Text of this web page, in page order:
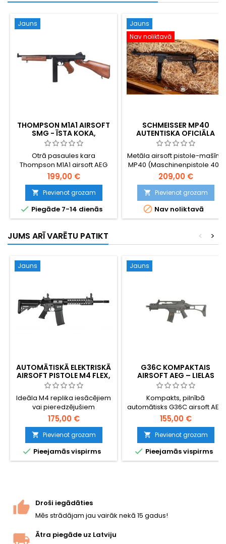
Jauns
THOMPSON M1A1 AIRSOFT
SMG - ĪSTA KOKA,
PILNMETĀLA, TOMMY GUN
Otrā pasaules kara
Thompson M1A1 airsoft AEG
iekārotajā ĪSTA KOKA versijā –
pārsteidzoši reālistisks.
Pilnmetāla korpuss, V6
pārnesumkārba, 450 šāviņu
aptvere, regulējams hop-up,
pus- un pilnautomāts. 805
199,00 €
 Pievienot grozam
 Piegāde 7-14 dienās
Jauns
Nav noliktavā
SCHMEISSER MP40
AUTENTISKA OFICIĀLA
BAKELĪTA REPLIKA
Metāla airsoft pistole-mašīna
MP40 (Maschinenpistole 40),
pazīstama arī kā Schmeisser.
Oficiāli licencēta MP40 replika
ar autentiskiem gravētiem
marķējumiem, identiskiem
sērijas numuriem uz
dažādām daļām. Metāla
rokturis. Salokāma metāla
muciņa. Vienšāviena un pilnā
komplektā iekļautajam
209,00 €
 Pievienot grozam
 Nav noliktavā
JUMS ARĪ VARĒTU PATIKT >
<
Jauns
AUTOMĀTISKĀ ELEKTRISKĀ
AIRSOFT PISTOLE M4 FLEX,
MODERNIZĒTA
Ideāla M4 replika iesācējiem
vai pieredzējušiem
lietotājiem ar iespēju uzlabot.
Kvalitatīvi materiāli, gan
apdare, gan mehānika, ātri
maināma atspere. Ļoti
izturīgs plastmasas korpuss.
175,00 €
 Pievienot grozam
 Pieejamās vispirms
Jauns
G36C KOMPAKTAIS
AIRSOFT AEG – LIELAS
IETILPĪBAS MAGAZĪNA (470
LODĪTES), KOMPLEKTĀ
IEKĻAUTS AKUMULATORS
UN LĀDĒTĀJS
Kompakts, pilnībā
automātisks G36C airsoft AEG
— 720 mm, ~380 FPS, V3
pārnesumkārba, sāniem
nolaižams kāts CQB
vajadzībām. Komplektā
iekļauts 470 patronu Hi-cap
magazīns, 8,4 V NiMH
iepakojuma.
155,00 €
 Pievienot grozam
 Pieejamās vispirms
Droši iegādāties
Mēs strādājam jau vairāk nekā 15 gadus!
Ātra piegāde uz Latviju